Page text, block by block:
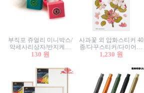
부직포 쥬얼리 미니박스/
악세사리상자/반지케이
스/반지상자/귀걸이상자/
130 원
사과꽃 외 압화스티커 40
종/다꾸스티커/다이어리
꾸미기/꽃스티커/자연물
1,230 원